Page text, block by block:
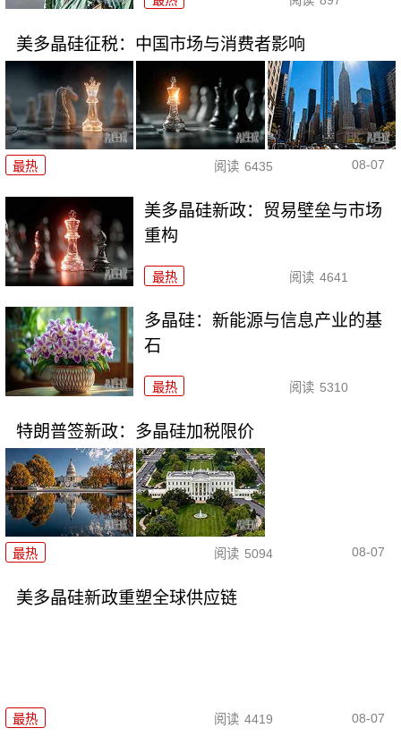
美多晶硅征税：中国市场与消费者影响
最热 阅读 6435 08-07
美多晶硅新政：贸易壁垒与市场
重构
最热 阅读 4641
多晶硅：新能源与信息产业的基
石
最热 阅读 5310
特朗普签新政：多晶硅加税限价
最热 阅读 5094 08-07
美多晶硅新政重塑全球供应链
最热 阅读 4419 08-07